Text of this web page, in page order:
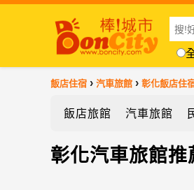
飯店住宿 › 汽車旅館 › 彰化飯店住
飯店旅館 汽車旅館
彰化汽車旅館推